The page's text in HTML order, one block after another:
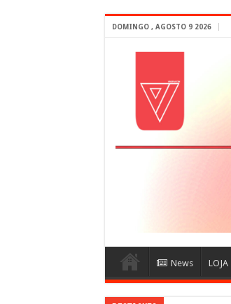
DOMINGO , AGOSTO 9 2026
News LOJA